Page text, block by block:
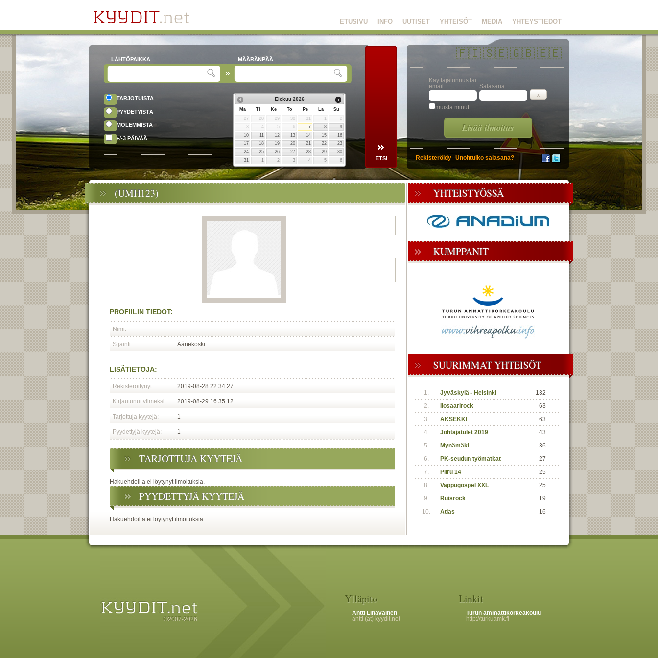
YHTEYSTIEDOT
MEDIA
YHTEISÖT
UUTISET
INFO
ETUSIVU
LÄHTÖPAIKKA MÄÄRÄNPÄÄ
TARJOTUISTA
PYYDETYISTÄ
MOLEMMISTA
+/-3 PÄIVÄÄ
Elokuu 2026
Ma Ti Ke To Pe La
Su
27
28 29 30 31
2
3
4 5 6 7 8
9
10
11 12 13 14 15
16
17
18 19 20 21 22
23
24
25 26 27 28 29
30
31
1 2 3 4 5 6
🇫🇮🇸🇪🇬🇧🇪🇪
Käyttäjätunnus tai
email
Salasana
muista minut
Lisää ilmoitus
Rekisteröidy Unohtuiko salasana?
(UMH123)
PROFIILIN TIEDOT:
Nimi:
Sijainti: Äänekoski
LISÄTIETOJA:
Rekisteröitynyt 2019-08-28 22:34:27
Kirjautunut viimeksi: 2019-08-29 16:35:12
Tarjottuja kyytejä: 1
Pyydettyjä kyytejä: 1
TARJOTTUJA KYYTEJÄ
Hakuehdoilla ei löytynyt ilmoituksia.
PYYDETTYJÄ KYYTEJÄ
Hakuehdoilla ei löytynyt ilmoituksia.
YHTEISTYÖSSÄ
KUMPPANIT
SUURIMMAT YHTEISÖT
1. Jyväskylä - Helsinki
132
2.
Ilosaarirock
63
3.
ÄKSEKKI
63
4.
Johtajatulet 2019
43
5.
Mynämäki
36
6.
PK-seudun työmatkat
27
7.
Piiru 14
25
8.
Vappugospel XXL
25
9.
Ruisrock
19
10.
Atlas 16
©2007-2026
Ylläpito
Antti Lihavainen
antti (at) kyydit.net
Linkit
Turun ammattikorkeakoulu
http://turkuamk.fi